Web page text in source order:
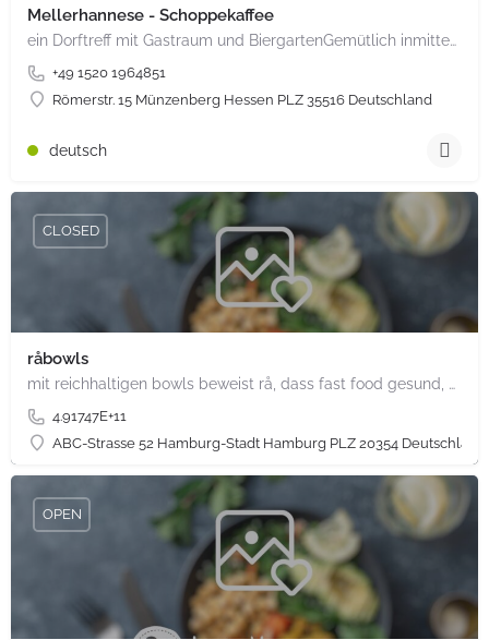
Mellerhannese - Schoppekaffee
ein Dorftreff mit Gastraum und BiergartenGemütlich inmitten unserem idyllischen Trais Münzenberg, entlang…
+49 1520 1964851
Römerstr. 15 Münzenberg Hessen PLZ 35516 Deutschland
deutsch
råbowls
mit reichhaltigen bowls beweist rå, dass fast food gesund, nachhaltig und hundertprozentig vegan sein kann.…
4.91747E+11
ABC-Strasse 52 Hamburg-Stadt Hamburg PLZ 20354 Deutschland
CLOSED
OPEN